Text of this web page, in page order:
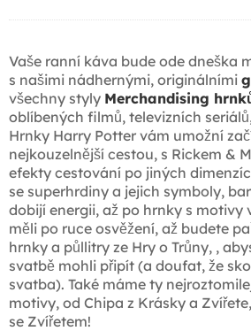
Vaše ranní káva bude ode dneška
s našimi nádhernými, originálními
všechny styly Merchandising
oblíbených filmů, televizních
Hrnky Harry Potter vám umožní
nejkouzelnější cestou, s Rickem &
efekty cestování po jiných
se superhrdiny a jejich symboly,
dobijí energii, až po hrnky s motivy
měli po ruce osvěžení, až budete
hrnky a půllitry ze Hry o Trůny, ,
svatbě mohli připít (a doufat, že
svatba). Také máme ty
motivy, od Chipa z Krásky a
se Zvířetem!